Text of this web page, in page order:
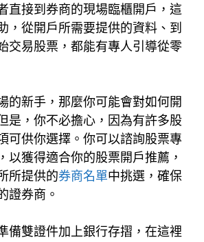
直接到券商的現場臨櫃開戶，這
，從開戶所需要提供的資料、到
交易股票，都能有專人引導從零
的新手，那麼你可能會對如何開
是，你不必擔心，因為有許多股
可供你選擇。你可以諮詢股票專
以獲得適合你的股票開戶推薦，
所提供的券商名單中挑選，確保
證券商。
備雙證件加上銀行存摺，在這裡